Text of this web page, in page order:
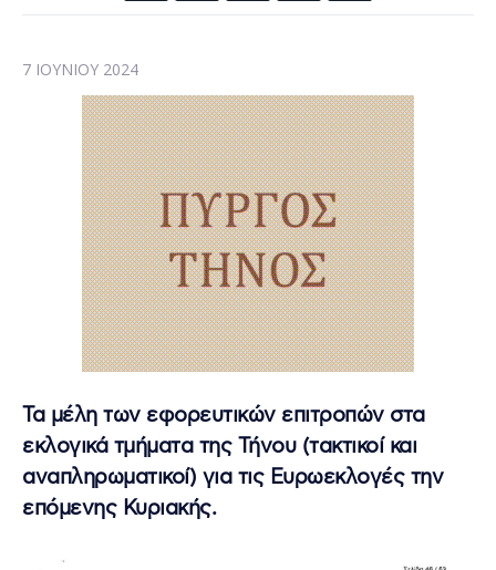
7 ΙΟΥΝΊΟΥ 2024
Τα μέλη των εφορευτικών επιτροπών στα
εκλογικά τμήματα της Τήνου (τακτικοί και
αναπληρωματικοί) για τις Ευρωεκλογές την
επόμενης Κυριακής.